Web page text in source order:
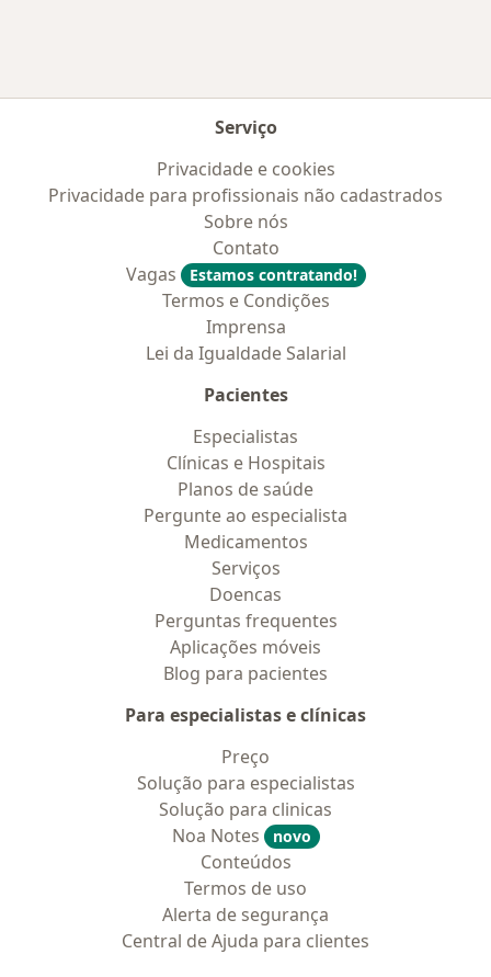
Serviço
Privacidade e cookies
Privacidade para profissionais não cadastrados
Sobre nós
Contato
Vagas
Estamos contratando!
Termos e Condições
Imprensa
Lei da Igualdade Salarial
Pacientes
Especialistas
Clínicas e Hospitais
Planos de saúde
Pergunte ao especialista
Medicamentos
Serviços
Doencas
Perguntas frequentes
Aplicações móveis
Blog para pacientes
Para especialistas e clínicas
Preço
Solução para especialistas
Solução para clinicas
Noa Notes
novo
Conteúdos
Termos de uso
Alerta de segurança
Central de Ajuda para clientes